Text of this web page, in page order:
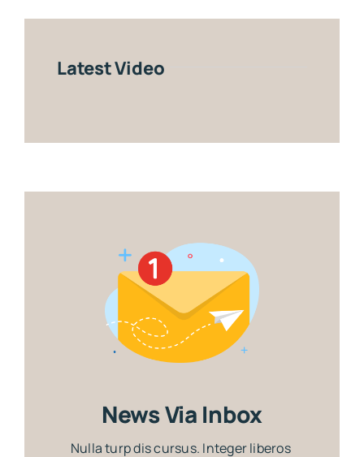
Latest Video
News Via Inbox
Nulla turp dis cursus. Integer liberos